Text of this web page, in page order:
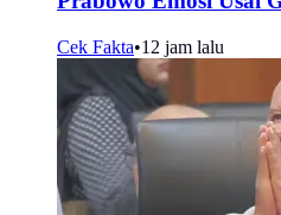
Cek Fakta•12 jam lalu